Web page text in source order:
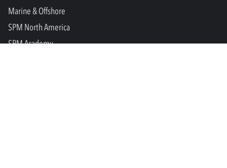
Marine & Offshore
SPM North America
SPM Academy